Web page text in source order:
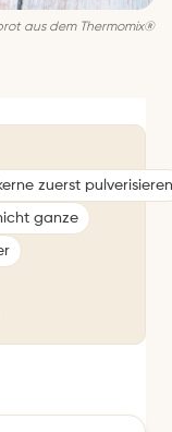
aus dem Thermomix®
zuerst pulverisieren
ganze